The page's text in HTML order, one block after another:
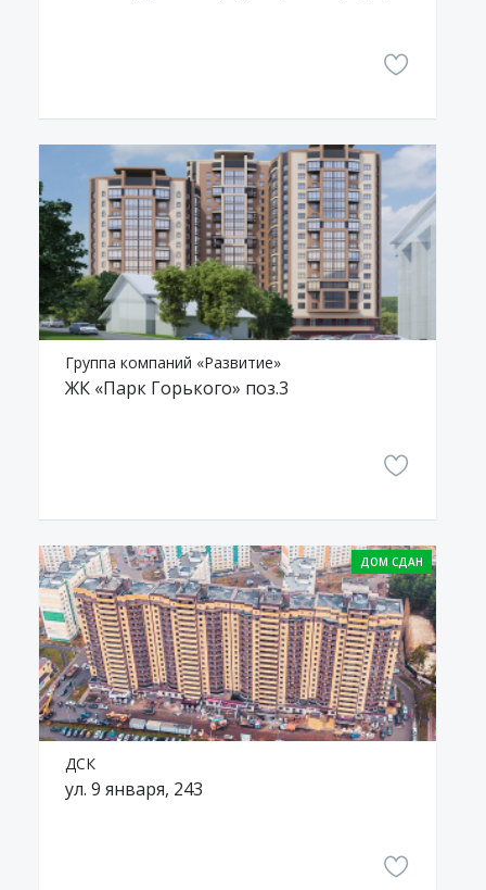
Группа компаний «Развитие»
ЖК «Парк Горького» поз.3
ДСК
ул. 9 января, 243